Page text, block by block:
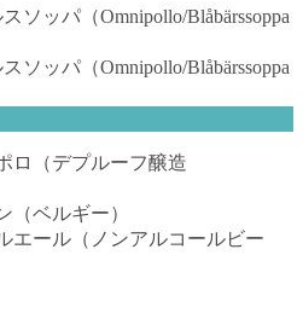
ロ（デプルーフ醸造
（ベルギー）
エール（ノンアルコールビー